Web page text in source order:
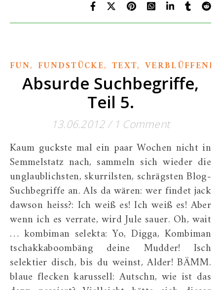
FUN, FUNDSTÜCKE, TEXT,
Absurde Suchbegriffe,
Teil 5.
13.06.2012/ 1 Comment
Kaum guckste mal ein paar Wochen nicht in
Semmelstatz nach, sammeln sich wieder die
unglaublichsten, skurrilsten, schrägsten Blog-
Suchbegriffe an. Als da wären: wer findet jack
dawson heiss?: Ich weiß es! Ich weiß es! Aber
wenn ich es verrate, wird Jule sauer. Oh, wait
… kombiman selekta: Yo, Digga, Kombiman
tschakkaboombäng deine Mudder! Isch
selektier disch, bis du weinst, Alder! BÄMM.
blaue flecken karussell: Autschn, wie ist das